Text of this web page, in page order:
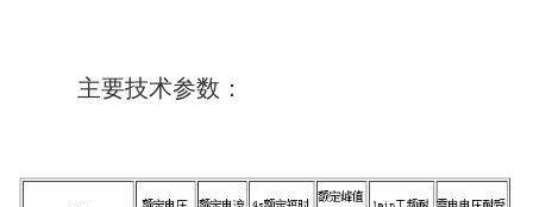
主要技术参数：